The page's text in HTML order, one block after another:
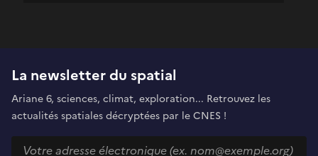
La newsletter du spatial
Ariane 6, sciences, climat, exploration... Retrouvez les
actualités spatiales décryptées par le CNES !